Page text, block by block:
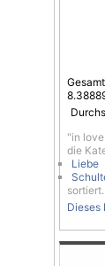
"in
die
Liebe
sortiert.
Dieses